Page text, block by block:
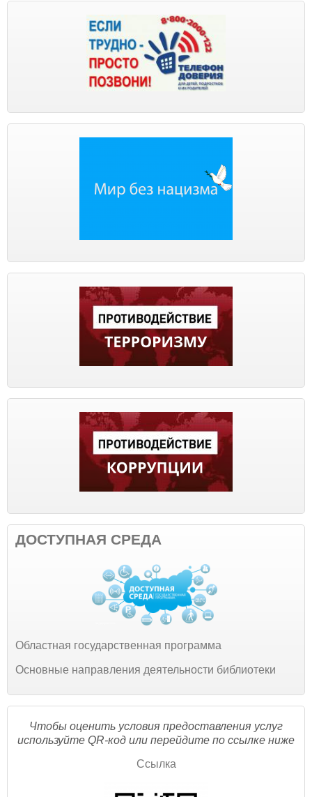
ДОСТУПНАЯ СРЕДА
Областная государственная программа
Основные направления деятельности библиотеки
Чтобы оценить условия предоставления услуг
используйте QR-код или перейдите по ссылке ниже
Ссылка